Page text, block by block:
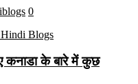
0
के बारे में कुछ